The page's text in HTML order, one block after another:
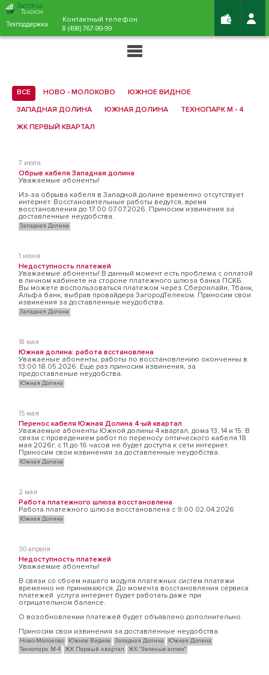
Техподдержка Контактный телефон
8 (498) 767-99-99
ВСЕ НОВО - МОЛОКОВО
ЮЖНОЕ ВИДНОЕ
ЗАПАДНАЯ ДОЛИНА
ЮЖНАЯ ДОЛИНА
ТЕХНОПАРК М - 4
ЖК ПЕРВЫЙ КВАРТАЛ
7 июля
Обрыв кабеля Западная долина
Уважаемые абоненты!
Из-за обрыва кабеля в Западной долине временно отсутствует
интернет. Восстановительные работы ведутся, время
восстановления до 17:00 07.07.2026. Приносим извинения за
доставленные неудобства.
Западная Долина
1 июня
Недоступность платежей
Уважаемые абоненты! В данный момент есть проблема с оплатой
в личном кабинете на стороне платежного шлюза банка ПСКБ.
Вы можете воспользоваться платежом через Сберонлайн, Тбанк,
Альфа банк, выбрав провайдера ЗагородТелеком. Приносим свои
извинения за доставленные неудобства.
Западная Долина
18 мая
Южная долина: работа всстановлена
Уважаеные абоненты, работы по восстановлению оконченны в
13:00 18.05.2026. Еще раз приносим извинения, за
предоставленые неудобства.
Южная Долина
15 мая
Перенос кабеля Южная Долина 4-ый квартал
Уважаемые абоненты Южной долины 4 квартал, дома 13, 14 и 15. В
связи с проведением работ по переносу оптического кабеля 18
мая 2026г. с 11 до 16 часов не будет доступа к сети интернет.
Приносим свои извинения за доставленные неудобства.
Южная Долина
2 мая
Работа платежного шлюза восстановлена
Работа платежного шлюза восстановлена с 9:00 02.04.2026
Южная Долина
30 апреля
Недоступность платежей
Уважаемые абоненты!
В связи со сбоем нашего модуля платежных систем платежи
временно не принимаются. До момента восстановления сервиса
платежей услуга интернет будет работать даже при
отрицательном балансе.
О возобновлении платежей будет объявлено дополнительно.
Приносим свои извинения за доставленные неудобства.
Ново-Молоково Южное Видное Западная Долина
Южная Долина
Технопарк М-4 ЖК Первый квартал ЖК "Зеленые аллеи"